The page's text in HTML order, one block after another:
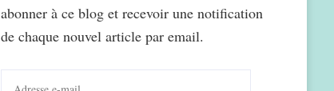
abonner à ce blog et recevoir une notification
de chaque nouvel article par email.